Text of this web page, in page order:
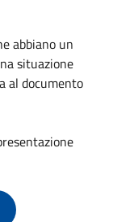
abbiano un
situazione
al documento